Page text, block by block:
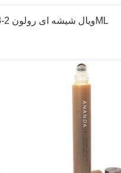
ویال شیشه ای رولون 2-3ML